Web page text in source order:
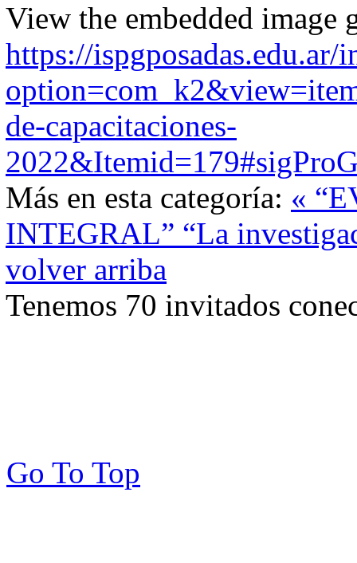
View the embedded image
https://ispgposadas.edu.ar/
de-capacitaciones-
Más en esta categoría: «
INTEGRAL” “La
volver arriba
Tenemos 70 invitados
Go To Top